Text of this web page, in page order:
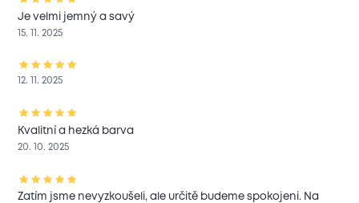
Je velmi jemný a savý
15. 11. 2025
12. 11. 2025
Kvalitní a hezká barva
20. 10. 2025
Zatím jsme nevyzkoušeli, ale určitě budeme spokojeni. Na